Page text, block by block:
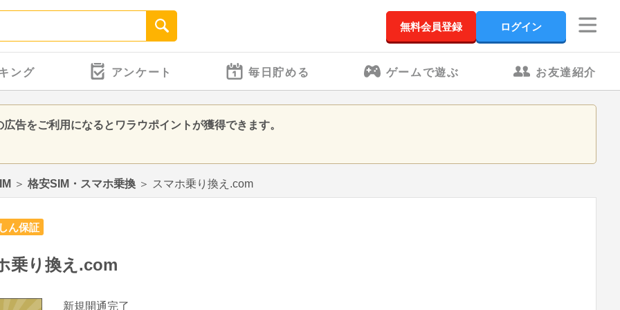
無料会員登録 ログイン
ング アンケート 毎日貯める ゲームで遊ぶ お友達紹介
告をご利用になるとワラウポイントが獲得できます。
＞ 格安SIM・スマホ乗換 ＞ スマホ乗り換え.com
ん保証
乗り換え.com
新規開通完了